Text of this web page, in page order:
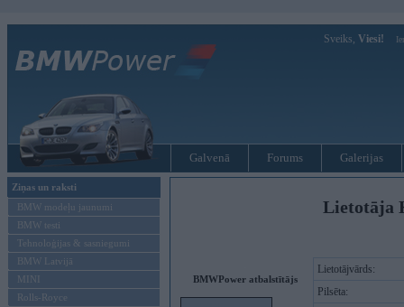
Sveiks, Viesi!
Galvenā Forums Galerijas
Ziņas un raksti
BMW modeļu jaunumi
BMW testi
Tehnoloģijas & sasniegumi
BMW Latvijā
MINI
Rolls-Royce
Lietotāja
BMWPower atbalstītājs
Lietotājvārds:
Pilsēta: